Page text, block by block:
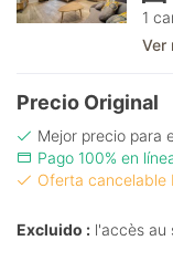
1
Ver
Precio Original
Mejor precio para
Pago 100% en
Oferta cancelable
Excluido : l'accès au